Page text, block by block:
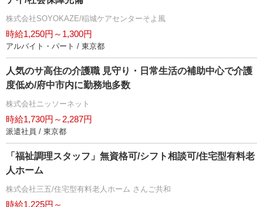
株式会社SOYOKAZE/稲城ケアセンターそよ風
時給1,250円～1,300円
アルバイト・パート / 東京都
人気のサ高住の介護職 見守り・日常生活の補助中心で介護
度低め/府中市内に勤務地多数
株式会社ニッソーネット
時給1,730円～2,287円
派遣社員 / 東京都
「福祉調理スタッフ」無資格可/シフト相談可/住宅型有料老
人ホーム
株式会社三五/住宅型有料老人ホーム さんご共和
時給1,225円～